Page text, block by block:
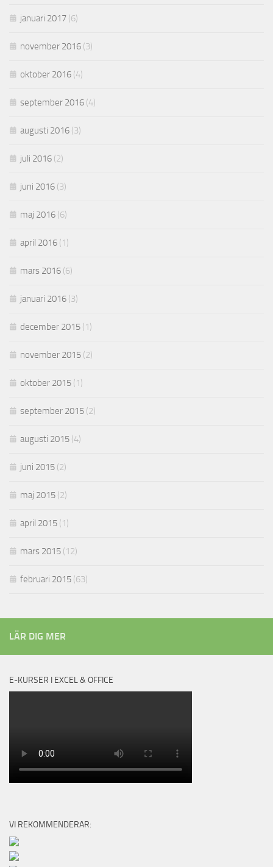
januari 2017 (6)
november 2016 (3)
oktober 2016 (4)
september 2016 (4)
augusti 2016 (3)
juli 2016 (2)
juni 2016 (3)
maj 2016 (6)
april 2016 (1)
mars 2016 (6)
januari 2016 (3)
december 2015 (1)
november 2015 (2)
oktober 2015 (1)
september 2015 (2)
augusti 2015 (4)
juni 2015 (2)
maj 2015 (2)
april 2015 (1)
mars 2015 (12)
februari 2015 (63)
LÄR DIG MER
E-KURSER I EXCEL & OFFICE
VI REKOMMENDERAR: